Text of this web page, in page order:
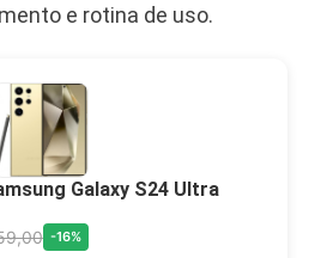
e rotina de uso.
Galaxy S24 Ultra
-16%